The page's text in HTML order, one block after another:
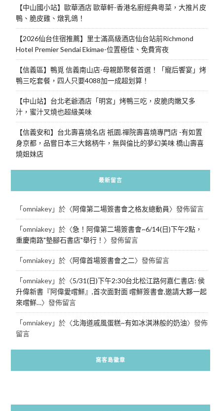
【中山國小站】歐華酒店 歐華軒-香港名廚經典粵菜，大推片皮
鴨、脆皮雞、燉乳鴿！
【2026仙台住宿推薦】里士滿高級酒店仙台站前Richmond
Hotel Premier Sendai Ekimae-位置極佳、免費宵夜
【信義區】鴨覓 信義南山店-母親節聚餐首選！「寵后饗宴」烤
鴨三吃套餐，四人只要4088加一成超划算！
【中山站】台北老爺酒店「明宮」烤鴨三吃，皮脆肉嫩又多
汁，蜜汁叉燒也超級美味
【信義安和】台北壽喜燒名店 祇園.禪院壽喜燒專門店 -有如置
身京都，品嘗日本三大銘柄牛，無與倫比的夢幻美味 橋山壽喜
燒姐妹店
最新留言
「omniakey」於〈阿偉第二場簽書會之格友總動員〉發佈留言
「omniakey」於〈急！阿偉第二場簽書會~6/14(日)下午2點，
重慶南路"墊腳石書店"舉行！ 〉發佈留言
「omniakey」於〈阿偉首場簽書會之二〉發佈留言
「omniakey」於〈5/31(日)下午2:30台北松江路何嘉仁書店: 侯
升偉新書『阿偉愛嚐鮮』,首次面對面 嚐鮮簽書會,邀請大夥一起
來嚐鮮…〉發佈留言
「omniakey」於〈北海道戚風蛋糕~有如冰淇淋般的奶油〉發佈
留言
窩客島徽章